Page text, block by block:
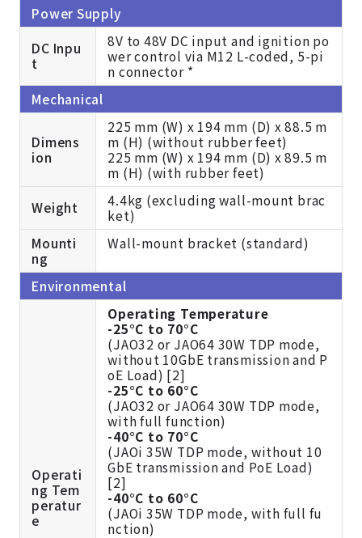
Power Supply
DC Inpu
t
8V to 48V DC input and ignition po
wer control via M12 L-coded, 5-pi
n connector *
Mechanical
Dimens
ion
225 mm (W) x 194 mm (D) x 88.5 m
m (H) (without rubber feet)
225 mm (W) x 194 mm (D) x 89.5 m
m (H) (with rubber feet)
Weight
4.4kg (excluding wall-mount brac
ket)
Mounti
ng
Wall-mount bracket (standard)
Environmental
Operati
ng Tem
peratur
e
Operating Temperature
-25°C to 70°C
(JAO32 or JAO64 30W TDP mode,
without 10GbE transmission and P
oE Load) [2]
-25°C to 60°C
(JAO32 or JAO64 30W TDP mode,
with full function)
-40°C to 70°C
(JAOi 35W TDP mode, without 10
GbE transmission and PoE Load)
[2]
-40°C to 60°C
(JAOi 35W TDP mode, with full fu
nction)